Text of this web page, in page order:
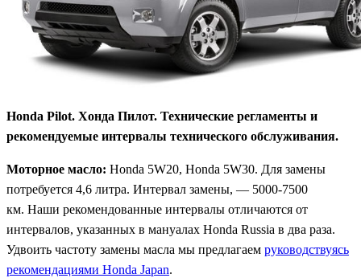
Honda Pilot. Хонда Пилот. Технические регламенты и
рекомендуемые интервалы технического обслуживания.
Моторное масло: Honda 5W20, Honda 5W30. Для замены
потребуется 4,6 литра. Интервал замены, — 5000-7500
км. Наши рекомендованные интервалы отличаются от
интервалов, указанных в мануалах Honda Russia в два раза.
Удвоить частоту замены масла мы предлагаем руководствуясь
рекомендациями Honda Japan.